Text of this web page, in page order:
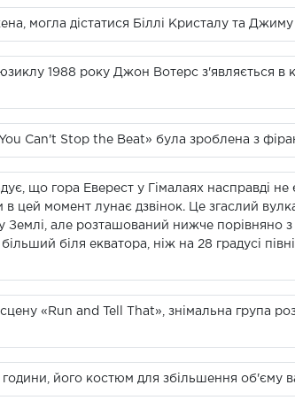
могла дістатися Біллі Кристалу та
1988 року Джон Вотерс з'являється в
Can't Stop the Beat» була зроблена з
що гора Еверест у Гімалаях насправді
в цей момент лунає дзвінок. Це згаслий
Землі, але розташований нижче порівняно
біля екватора, ніж на 28 градусі
«Run and Tell That», знімальна група
його костюм для збільшення об'єму